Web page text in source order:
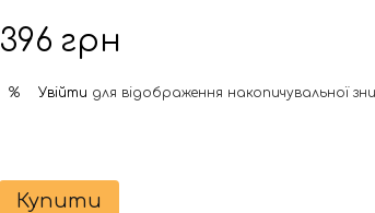
396 грн
% Увійти для відображення накопичувальної
Купити